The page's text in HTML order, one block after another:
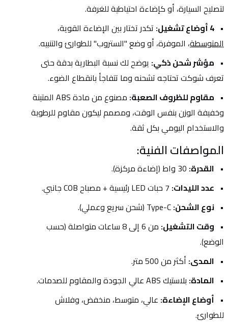
لتصليح السيارة، أو كإضاءة احتياطية للغرفة.
4 أوضاع تشغيل:
تكدر تختار بين الإضاءة القوية،
المتوسطة، الموفرة، أو وضع "الستروب" للطوارئ والتنبيه.
مؤشر شحن ذكي:
تعرف شوكت تحتاجه تشحنه وما تتفاجأ بانقطاع الضوء.
مقاوم للظروف الصعبة:
والاستخدام اليومي بكل ثقة.
المواصفات الفنية:
القدرة:
عدد الليدات:
نوع الشحن: Type-C (شحن سريع وعملي).
وقت التشغيل:
الوضع).
المدى: أكثر من 500 متر.
المادة: بلاستيك ABS عالي الجودة والمقاوم للصدمات.
أوضاع الإضاءة:
للطوارئ.